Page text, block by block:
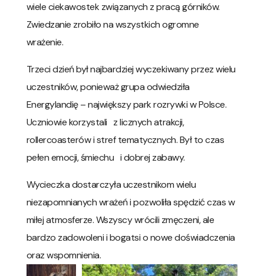
wiele ciekawostek związanych z pracą górników.
Zwiedzanie zrobiło na wszystkich ogromne
wrażenie.
Trzeci dzień był najbardziej wyczekiwany przez wielu
uczestników, ponieważ grupa odwiedziła
Energylandię – największy park rozrywki w Polsce.
Uczniowie korzystali z licznych atrakcji,
rollercoasterów i stref tematycznych. Był to czas
pełen emocji, śmiechu i dobrej zabawy.
Wycieczka dostarczyła uczestnikom wielu
niezapomnianych wrażeń i pozwoliła spędzić czas w
miłej atmosferze. Wszyscy wrócili zmęczeni, ale
bardzo zadowoleni i bogatsi o nowe doświadczenia
oraz wspomnienia.